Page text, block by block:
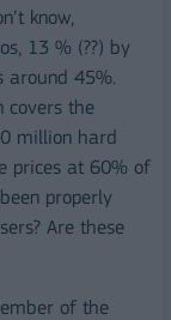
know,
13 % (??) by
around 45%.
covers the
million hard
prices at 60% of
properly
Are these
of the